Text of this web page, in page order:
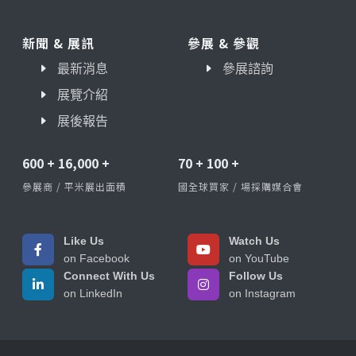
新聞 & 展訊
最新消息
展覽介紹
展後報告
參展 & 參觀
參展諮詢
600 + 16,000 +
參展商 / 平米展出面積
70 + 100 +
國全球買家 / 場採購媒合會
Like Us
on Facebook
Watch Us
on YouTube
Connect With Us
on LinkedIn
Follow Us
on Instagram